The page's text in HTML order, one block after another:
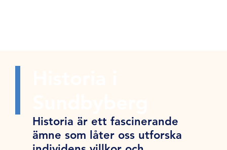
Historia är ett fascinerande
ämne som låter oss utforska